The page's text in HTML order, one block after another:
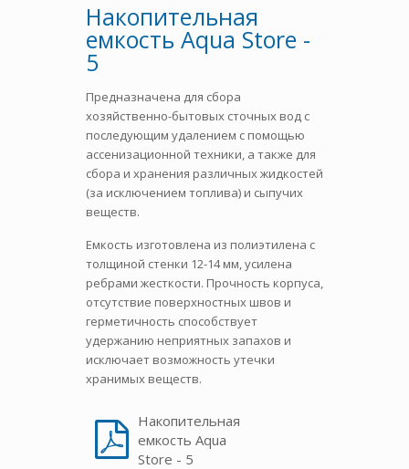
Накопительная
емкость Aqua Store -
5
Предназначена для сбора
хозяйственно-бытовых сточных вод с
последующим удалением с помощью
ассенизационной техники, а также для
сбора и хранения различных жидкостей
(за исключением топлива) и сыпучих
веществ.
Емкость изготовлена из полиэтилена с
толщиной стенки 12-14 мм, усилена
ребрами жесткости. Прочность корпуса,
отсутствие поверхностных швов и
герметичность способствует
удержанию неприятных запахов и
исключает возможность утечки
хранимых веществ.
Накопительная
емкость Aqua
Store - 5